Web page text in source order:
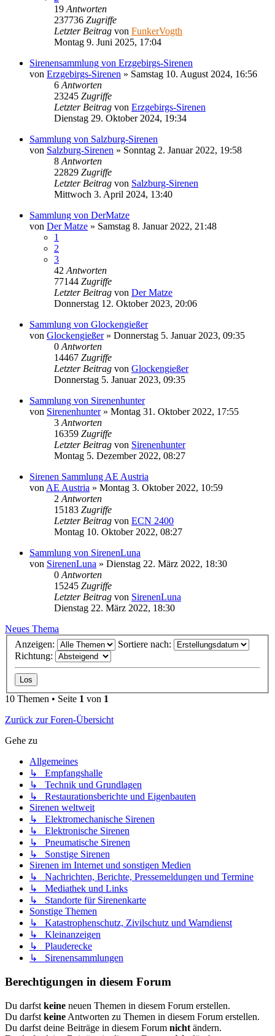
19 Antworten
237736 Zugriffe
Letzter Beitrag von FunkerVogth
Montag 9. Juni 2025, 17:04
Sirenensammlung von Erzgebirgs-Sirenen
von Erzgebirgs-Sirenen » Samstag 10. August 2024, 16:56
6 Antworten
23245 Zugriffe
Letzter Beitrag von Erzgebirgs-Sirenen
Dienstag 29. Oktober 2024, 19:34
Sammlung von Salzburg-Sirenen
von Salzburg-Sirenen » Sonntag 2. Januar 2022, 19:58
8 Antworten
22829 Zugriffe
Letzter Beitrag von Salzburg-Sirenen
Mittwoch 3. April 2024, 13:40
Sammlung von DerMatze
von Der Matze » Samstag 8. Januar 2022, 21:48
1
2
3
42 Antworten
77144 Zugriffe
Letzter Beitrag von Der Matze
Donnerstag 12. Oktober 2023, 20:06
Sammlung von Glockengießer
von Glockengießer» Donnerstag 5. Januar 2023, 09:35
0 Antworten
14467 Zugriffe
Letzter Beitrag von Glockengießer
Donnerstag 5. Januar 2023, 09:35
Sammlung von Sirenenhunter
von Sirenenhunter» Montag 31. Oktober 2022, 17:55
3 Antworten
16359 Zugriffe
Letzter Beitrag von Sirenenhunter
Montag 5. Dezember 2022, 08:27
Sirenen Sammlung AE Austria
von AE Austria » Montag 3. Oktober 2022, 10:59
2 Antworten
15183 Zugriffe
Letzter Beitrag von ECN 2400
Montag 10. Oktober 2022, 08:27
Sammlung von SirenenLuna
von SirenenLuna » Dienstag 22. März 2022, 18:30
0 Antworten
15245 Zugriffe
Letzter Beitrag von SirenenLuna
Dienstag 22. März 2022, 18:30
Neues Thema
Anzeigen:
Sortiere nach:
Richtung:
10 Themen • Seite 1 von 1
Zurück zur Foren-Übersicht
Gehe zu
Allgemeines
↳ Empfangshalle
↳ Technik und Grundlagen
↳ Restaurationsberichte und Eigenbauten
Sirenen weltweit
↳ Elektromechanische Sirenen
↳ Elektronische Sirenen
↳ Pneumatische Sirenen
↳ Sonstige Sirenen
Sirenen im Internet und sonstigen Medien
↳ Nachrichten, Berichte, Pressemeldungen und Termine
↳ Mediathek und Links
↳ Standorte für Sirenenkarte
Sonstige Themen
↳ Katastrophenschutz, Zivilschutz und Warndienst
↳ Kleinanzeigen
↳ Plauderecke
↳ Sirenensammlungen
Berechtigungen in diesem Forum
Du darfst keine neuen Themen in diesem Forum erstellen.
Du darfst keine Antworten zu Themen in diesem Forum erstellen.
Du darfst deine Beiträge in diesem Forum nicht ändern.